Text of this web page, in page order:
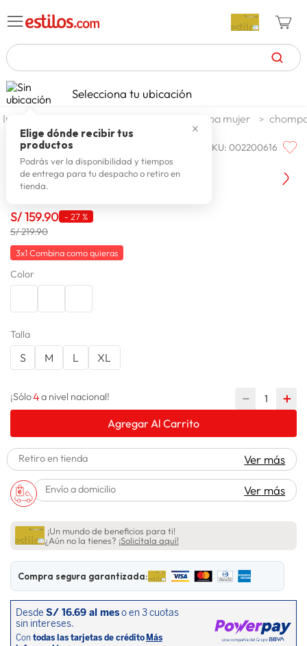
TÉRMINOS MÁS BUSCADOS
1. celulares
2. zapatillas mujer
3. zapatillas hombre
4. moda
6. tv
7. laptop
8.
Selecciona tu ubicación
✕
Elige dónde recibir tus
productos
Podrás ver la disponibilidad y tiempos
de entrega para tu despacho o retiro en
tienda.
moda y accesorios ropa mujer
PRIORITY SKU:002200616
Chaleco Mujer Priority Thais
S/159.90 - 27 %
S/ 219.90
3x1 Combina como quieras
Color
Talla
S M L XL
¡Sólo4a nivel nacional! ＋
－
Agregar Al Carrito
Retiro en tienda Ver más
Envío a domicilio Ver más
¡Un mundo de beneficios para ti!
¿Aún no la tienes? ¡Solicítala aquí!
Compra segura garantizada: